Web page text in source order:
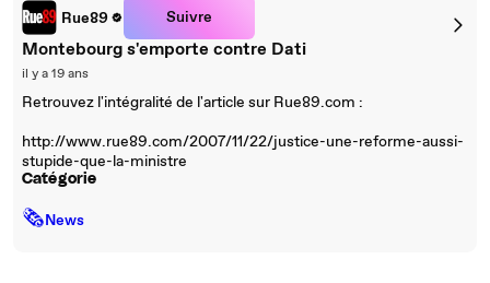
Rue89 Suivre
Montebourg s'emporte contre Dati
il y a 19 ans
Retrouvez l'intégralité de l'article sur Rue89.com :
http://www.rue89.com/2007/11/22/justice-une-reforme-aussi-
stupide-que-la-ministre
Catégorie
🗞News